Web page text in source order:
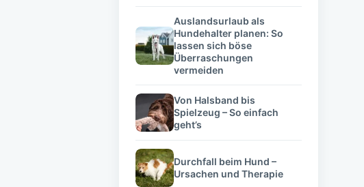
Auslandsurlaub als
Hundehalter planen: So
lassen sich böse
Überraschungen
vermeiden
Von Halsband bis
Spielzeug – So einfach
geht’s
Durchfall beim Hund –
Ursachen und Therapie